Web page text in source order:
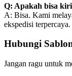
Q: Apakah bisa
A: Bisa. Kami
ekspedisi terpercaya.
Hubungi
Jangan ragu untuk